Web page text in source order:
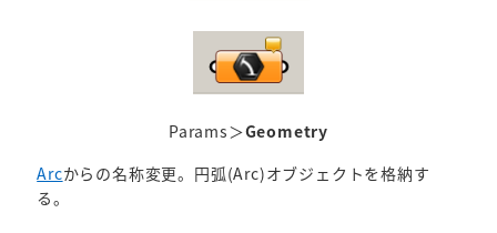
Params＞Geometry
Arcからの名称変更。円弧(Arc)オブジェクトを格納す
る。